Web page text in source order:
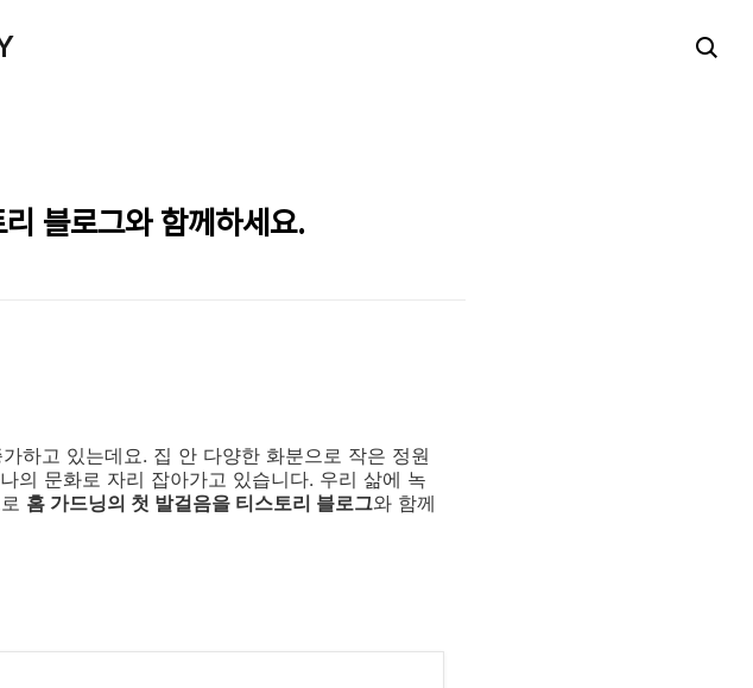
블로그와 함께하세요.
하고 있는데요. 집 안 다양한 화분으로 작은 정원
의 문화로 자리 잡아가고 있습니다. 우리 삶에 녹
홈 가드닝의 첫 발걸음을 티스토리 블로그와 함께